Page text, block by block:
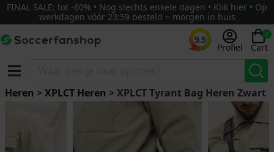
FINAL SALE: tot -60% • Nog slechts enkele dagen • Klik hier • Op
werkdagen vóór 23:59 besteld = morgen in huis
9.5
Profiel
0
Cart
Heren >XPLCT Heren > XPLCT Tyrant Bag Heren Zwart